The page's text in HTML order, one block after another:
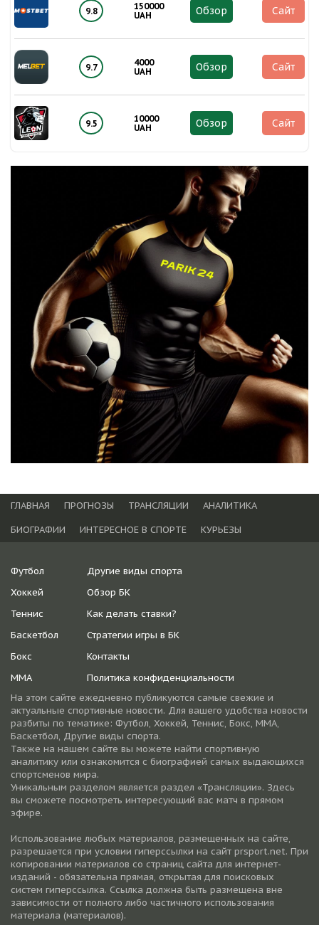
9.8
150000
UAH
Обзор Сайт
9.7
4000
UAH
Обзор Сайт
9.5
10000
UAH
Обзор Сайт
ГЛАВНАЯ ПРОГНОЗЫ ТРАНСЛЯЦИИ
АНАЛИТИКА
БИОГРАФИИ
ИНТЕРЕСНОЕ В СПОРТЕ КУРЬЕЗЫ
Футбол
Хоккей
Теннис
Баскетбол
Бокс
ММА
Другие виды спорта
Обзор БК
Как делать ставки?
Стратегии игры в БК
Контакты
Политика конфиденциальности
На этом сайте ежедневно публикуются самые свежие и
актуальные спортивные новости. Для вашего удобства новости
разбиты по тематике: Футбол, Хоккей, Теннис, Бокс, ММА,
Баскетбол, Другие виды спорта.
Также на нашем сайте вы можете найти спортивную
аналитику или ознакомится с биографией самых выдающихся
спортсменов мира.
Уникальным разделом является раздел «Трансляции». Здесь
вы сможете посмотреть интересующий вас матч в прямом
эфире.
Использование любых материалов, размещенных на сайте,
разрешается при условии гиперссылки на cайт prsport.net. При
копировании материалов со страниц сайта для интернет-
изданий - обязательна прямая, открытая для поисковых
систем гиперссылка. Ссылка должна быть размещена вне
зависимости от полного либо частичного использования
материала (материалов).